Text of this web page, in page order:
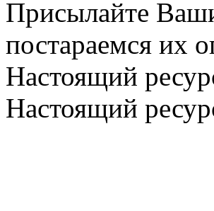
Присылайте
постараемся их
Настоящий
Настоящий